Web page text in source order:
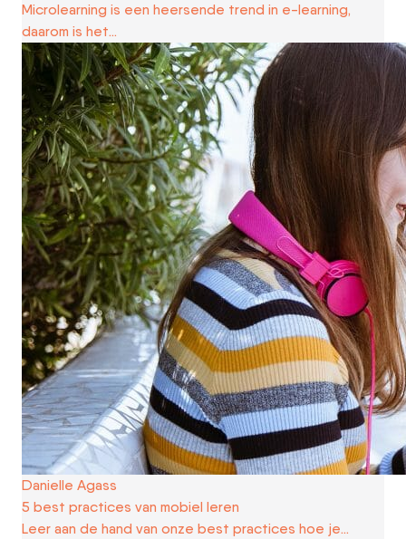
Microlearning is een heersende trend in e-learning,
daarom is het…
Danielle Agass
5 best practices van mobiel leren
Leer aan de hand van onze best practices hoe je…